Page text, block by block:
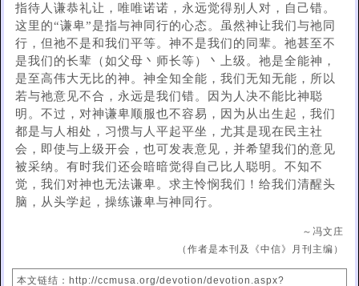
指待人谦恭礼让，唯唯诺诺，永远觉得别人对，自己错。
这里的“谦卑”是指与神同行的心态。虽然神让我们与祂同
行，但祂不是和我们平等。神不是我们的同辈。祂甚至不
是我们的长辈（如父母丶师长等）丶上级。祂是全能神，
是至高伟大无比的神。神全知全能，我们无知无能，所以
若与祂意见不合，永远是我们错。因为人决不能比神聪
明。不过，对神谦卑顺服也不容易，因为从出生起，我们
都是与人相处，习惯与人平起平坐，尤其是现在民主社
会，即使与上级开会，也可发表意见，并希望我们的意见
被采纳。有时我们还会暗暗觉得自己比人聪明。不知不
觉，我们对神也无法谦卑。求主怜悯我们！给我们清醒头
脑，从头学起，操练谦卑与神同行。
～冯文庄
（作者是本刊及《中信》月刊主编）
本文链结：http://ccmusa.org/devotion/devotion.aspx?